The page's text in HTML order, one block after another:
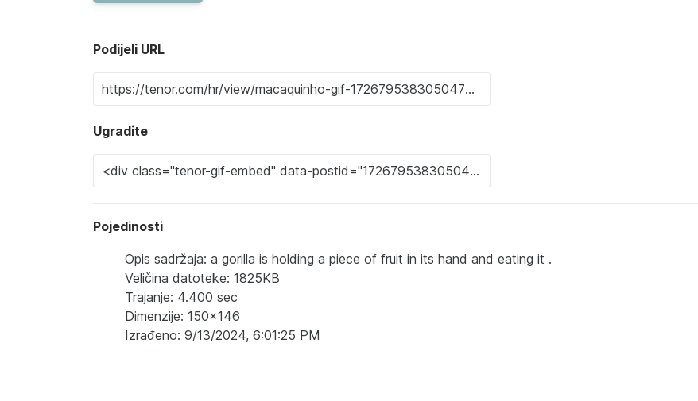
Podijeli URL
Ugradite
Pojedinosti
Opis sadržaja: a gorilla is holding a piece of fruit in its hand and eating it .
Veličina datoteke: 1825KB
Trajanje: 4.400 sec
Dimenzije: 150x146
Izrađeno: 9/13/2024, 6:01:25 PM